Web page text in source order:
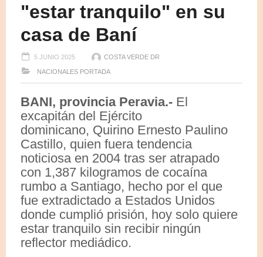
"estar tranquilo" en su
casa de Baní
5 JUNIO 2025 COSTA VERDE DR
NACIONALES PORTADA
BANI, provincia Peravia.- El
excapitán del Ejército
dominicano, Quirino Ernesto Paulino
Castillo, quien fuera tendencia
noticiosa en 2004 tras ser atrapado
con 1,387 kilogramos de cocaína
rumbo a Santiago, hecho por el que
fue extradictado a Estados Unidos
donde cumplió prisión, hoy solo quiere
estar tranquilo sin recibir ningún
reflector mediádico.